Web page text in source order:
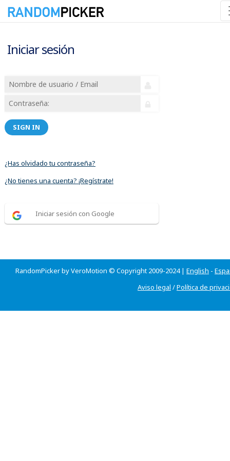
Iniciar sesión
SIGN IN
¿Has olvidado tu contraseña?
¿No tienes una cuenta? ¡Regístrate!
Iniciar sesión con Google
RandomPicker by VeroMotion © Copyright 2009-2024 | English -
Aviso legal /Política de